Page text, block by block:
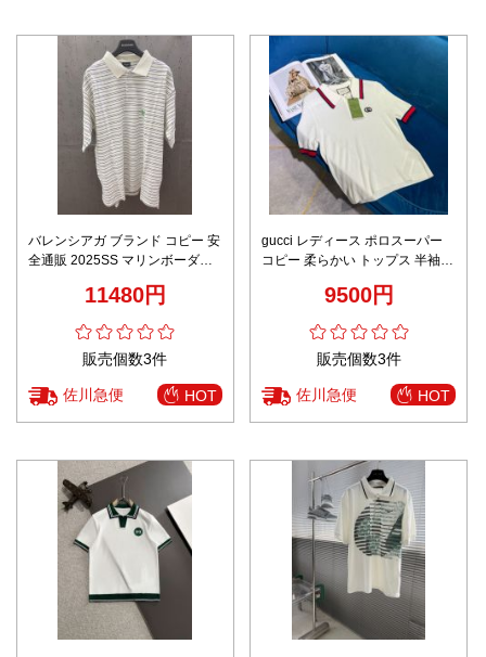
バレンシアガ ブランド コピー 安
全通販 2025SS マリンボーダー
11480円
販売個数3件
佐川急便 HOT
gucci レディース ポロスーパー
コピー 柔らかい トップス 半袖
9500円
販売個数3件
佐川急便 HOT